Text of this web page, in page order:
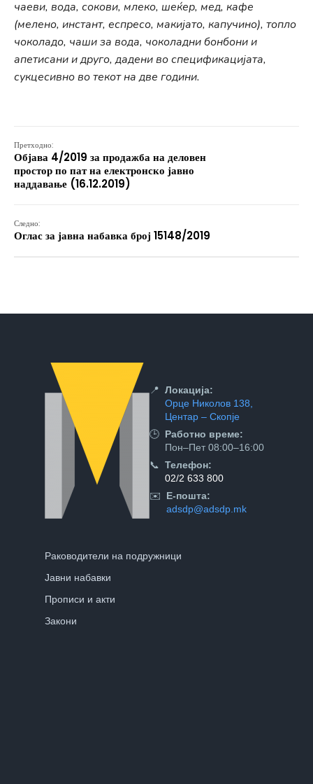
чаеви, вода, сокови, млеко, шеќер, мед, кафе
(мелено, инстант, еспресо, макијато, капучино), топло
чоколадо, чаши за вода, чоколадни бонбони и
апетисани и друго, дадени во спецификацијата,
сукцесивно во текот на две години.
Претходно:
Објава 4/2019 за продажба на деловен
простор по пат на електронско јавно
наддавање (16.12.2019)
Следно:
Оглас за јавна набавка број 15148/2019
📍 Локација:
Орце Николов 138,
Центар – Скопје
🕒 Работно време:
Пон–Пет 08:00–16:00
📞 Телефон:
02/2 633 800
✉️
Е-пошта:
adsdp@adsdp.mk
Раководители на подружници
Јавни набавки
Прописи и акти
Закони